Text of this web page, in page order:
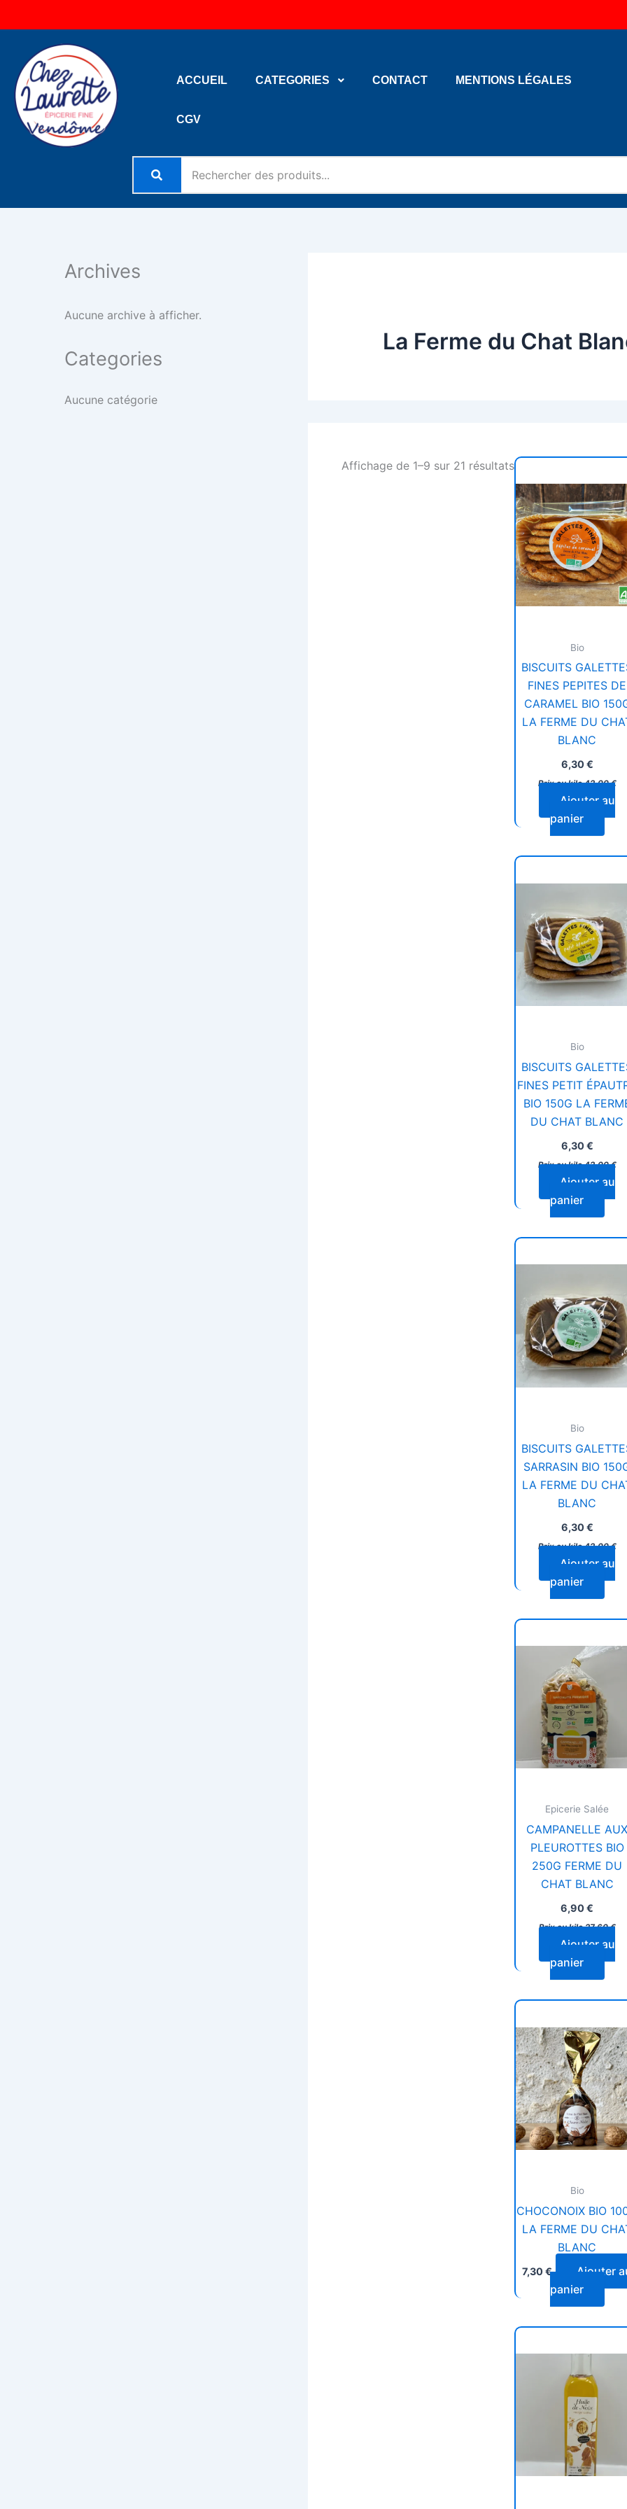
au
ACCUEIL CATEGORIES CONTACT MENTIONS LÉGALES
CGV
Archives
Aucune archive à afficher.
Categories
Aucune catégorie
La Ferme du Chat
Affichage de 1–9 sur 21 résultats
Bio
BISCUITS
FINES PEPITES DE
CARAMEL BIO
LA FERME DU
BLANC
6,30€
Prix au kilo 42,00€
Ajouter au
panier
Bio
BISCUITS
FINES PETIT
BIO 150G LA
DU CHAT BLANC
6,30€
Prix au kilo 42,00€
Ajouter au
panier
Bio
BISCUITS
SARRASIN BIO
LA FERME DU
BLANC
6,30€
Prix au kilo 42,00€
Ajouter au
panier
Epicerie Salée
CAMPANELLE
PLEUROTTES BIO
250G FERME DU
CHAT BLANC
6,90€
Prix au kilo 27,60€
Ajouter au
panier
Bio
CHOCONOIX BIO
LA FERME DU
BLANC
7,30€
Ajouter
panier